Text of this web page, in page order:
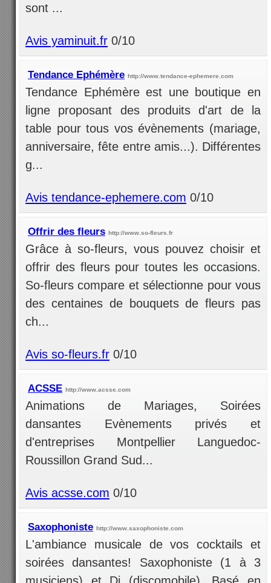
sont ...
Avis yaminuit.fr 0/10
Tendance Ephémère http://www.tendance-ephemere.com
Tendance Ephémère est une boutique en
ligne proposant des produits d'art de la
table pour tous vos évènements (mariage,
anniversaire, fête entre amis...). Différentes
g...
Avis tendance-ephemere.com 0/10
Offrir des fleurs http://www.so-fleurs.fr
Grâce à so-fleurs, vous pouvez choisir et
offrir des fleurs pour toutes les occasions.
So-fleurs compare et sélectionne pour vous
des centaines de bouquets de fleurs pas
ch...
Avis so-fleurs.fr 0/10
ACSSE http://www.acsse.com
Animations de Mariages, Soirées
dansantes Evènements privés et
d'entreprises Montpellier Languedoc-
Roussillon Grand Sud...
Avis acsse.com 0/10
Saxophoniste http://www.saxophoniste.com
L'ambiance musicale de vos cocktails et
soirées dansantes! Saxophoniste (1 à 3